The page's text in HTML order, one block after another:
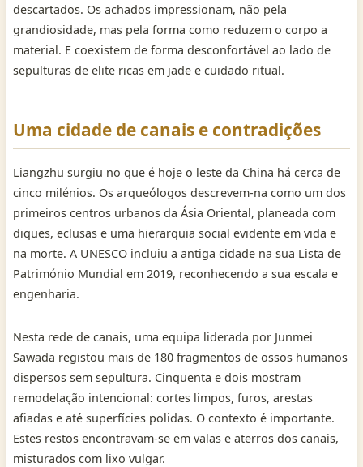
descartados. Os achados impressionam, não pela
grandiosidade, mas pela forma como reduzem o corpo a
material. E coexistem de forma desconfortável ao lado de
sepulturas de elite ricas em jade e cuidado ritual.
Uma cidade de canais e contradições
Liangzhu surgiu no que é hoje o leste da China há cerca de
cinco milénios. Os arqueólogos descrevem-na como um dos
primeiros centros urbanos da Ásia Oriental, planeada com
diques, eclusas e uma hierarquia social evidente em vida e
na morte. A UNESCO incluiu a antiga cidade na sua Lista de
Património Mundial em 2019, reconhecendo a sua escala e
engenharia.
Nesta rede de canais, uma equipa liderada por Junmei
Sawada registou mais de 180 fragmentos de ossos humanos
dispersos sem sepultura. Cinquenta e dois mostram
remodelação intencional: cortes limpos, furos, arestas
afiadas e até superfícies polidas. O contexto é importante.
Estes restos encontravam-se em valas e aterros dos canais,
misturados com lixo vulgar.